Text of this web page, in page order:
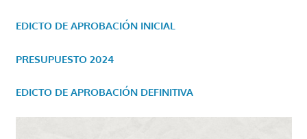
EDICTO DE APROBACIÓN INICIAL
PRESUPUESTO 2024
EDICTO DE APROBACIÓN DEFINITIVA